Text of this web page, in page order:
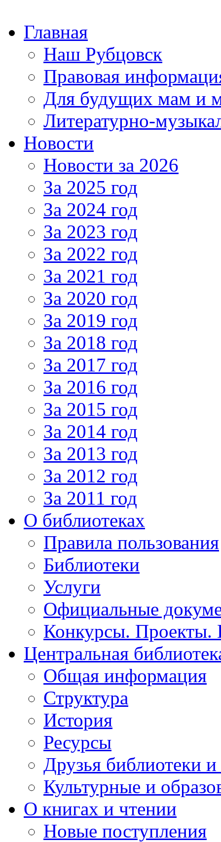
Главная
Наш Рубцовск
Правовая
Для будущих мам и
Литературно-
Новости
Новости за 2026
За 2025 год
За 2024 год
За 2023 год
За 2022 год
За 2021 год
За 2020 год
За 2019 год
За 2018 год
За 2017 год
За 2016 год
За 2015 год
За 2014 год
За 2013 год
За 2012 год
За 2011 год
О библиотеках
Правила пользования
Библиотеки
Услуги
Официальные
Конкурсы.
Центральная
Общая информация
Структура
История
Ресурсы
Друзья библиотеки
Культурные и
О книгах и чтении
Новые поступления